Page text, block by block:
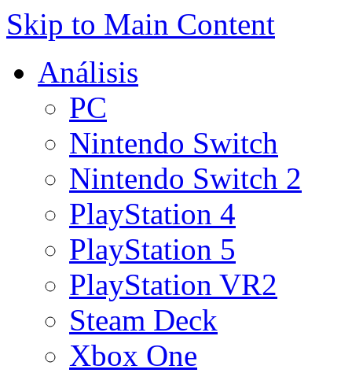
Skip to Main Content
Análisis
PC
Nintendo Switch
Nintendo Switch 2
PlayStation 4
PlayStation 5
PlayStation VR2
Steam Deck
Xbox One